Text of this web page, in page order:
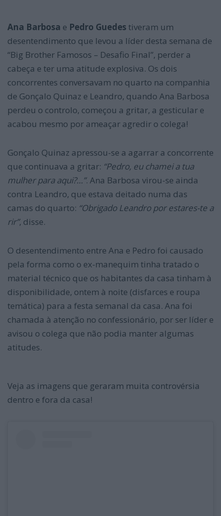
Ana Barbosa e Pedro Guedes tiveram um
desentendimento que levou a líder desta semana de
“Big Brother Famosos – Desafio Final”, perder a
cabeça e ter uma atitude explosiva. Os dois
concorrentes conversavam no quarto na companhia
de Gonçalo Quinaz e Leandro, quando Ana Barbosa
perdeu o controlo, começou a gritar, a gesticular e
acabou mesmo por ameaçar agredir o colega!
Gonçalo Quinaz apressou-se a agarrar a concorrente
que continuava a gritar: “Pedro, eu chamei a tua
mulher para aqui?…”. Ana Barbosa virou-se ainda
contra Leandro, que estava deitado numa das
camas do quarto: “Obrigado Leandro por estares-te a
rir”, disse.
O desentendimento entre Ana e Pedro foi causado
pela forma como o ex-manequim tinha tratado o
material técnico que os habitantes da casa tinham à
disponibilidade, ontem à noite (disfarces e roupa
temática) para a festa semanal da casa. Ana foi
chamada à atenção no confessionário, por ser líder e
avisou o colega que não podia manter algumas
atitudes.
Veja as imagens que geraram muita controvérsia
dentro e fora da casa!